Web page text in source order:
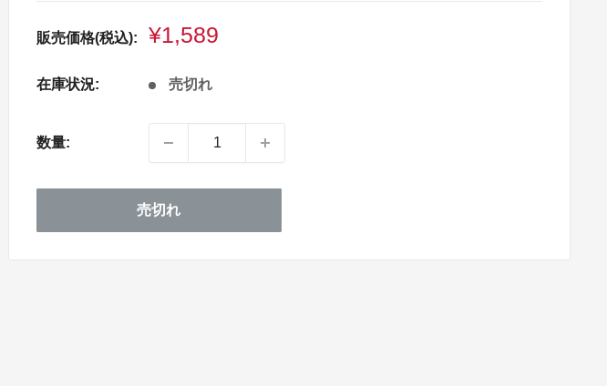
販売価格(税込):
販
価
¥1,589
在庫状況: 売切れ
数量:
売切れ